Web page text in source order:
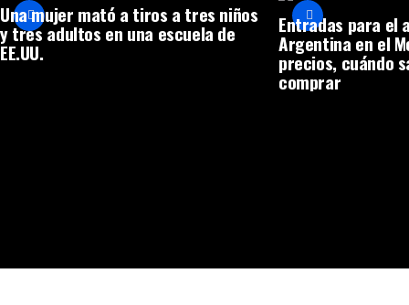
Una mujer mató a tiros a tres niños
y tres adultos en una escuela de
EE.UU.
Entradas para el
Argentina en el
precios, cuándo
comprar